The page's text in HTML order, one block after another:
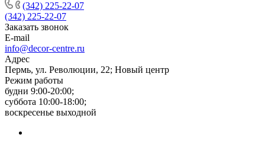
(342) 225-22-07
(342) 225-22-07
Заказать звонок
E-mail
info@decor-centre.ru
Адрес
Пермь, ул. Революции, 22; Новый центр
Режим работы
будни 9:00-20:00;
суббота 10:00-18:00;
воскресенье выходной